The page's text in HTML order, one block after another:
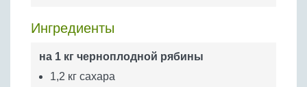
Яйца
Ингредиенты
на 1 кг черноплодной рябины
1,2 кг сахара